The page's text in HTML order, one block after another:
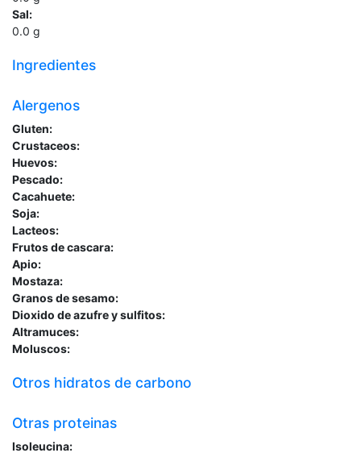
Sal:
0.0 g
Ingredientes
Alergenos
Gluten:
Crustaceos:
Huevos:
Pescado:
Cacahuete:
Soja:
Lacteos:
Frutos de cascara:
Apio:
Mostaza:
Granos de sesamo:
Dioxido de azufre y sulfitos:
Altramuces:
Moluscos:
Otros hidratos de carbono
Otras proteinas
Isoleucina: